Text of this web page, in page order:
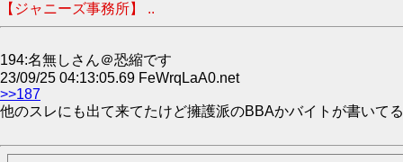
【ジャニーズ事務所】 ..
194:名無しさん＠恐縮です
23/09/25 04:13:05.69 FeWrqLaA0.net
>>187
他のスレにも出て来てたけど擁護派のBBAかバイトが書いてる